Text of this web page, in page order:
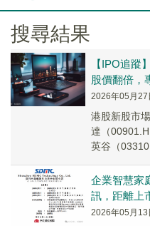
搜尋結果
【IPO追蹤
股價翻倍，
2026年05月27
港股新股市
達（
英谷（
企業智慧家
訊，距離上
2026年05月13